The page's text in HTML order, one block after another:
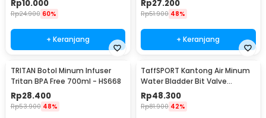
Rp10.000
Rp24.900 60%
+ Keranjang
Rp27.200
Rp51.900 48%
+ Keranjang
TRITAN Botol Minum Infuser
Tritan BPA Free 700ml - HS668
Rp28.400
Rp53.900 48%
TaffSPORT Kantong Air Minum
Water Bladder Bit Valve
Hydration Bag 2L - SD16
Rp48.300
Rp81.900 42%